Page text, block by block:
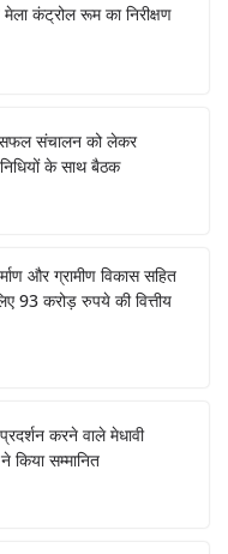
कंट्रोल रूम का निरीक्षण
संचालन को लेकर
के साथ बैठक
और ग्रामीण विकास सहित
93 करोड़ रुपये की वित्तीय
करने वाले मेधावी
ने किया सम्मानित